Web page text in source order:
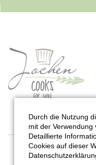
Bleibt
Durch die Nutzung
mit der Verwendung
Detaillierte
Cookies auf dieser